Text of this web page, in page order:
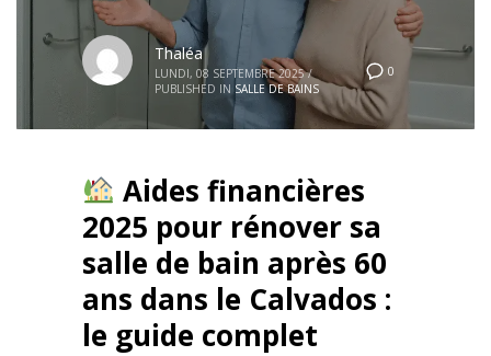
0
Thaléa
LUNDI, 08 SEPTEMBRE 2025 /
PUBLISHED IN SALLE DE BAINS
Aides financières
2025 pour rénover sa
salle de bain après 60
ans dans le Calvados :
le guide complet